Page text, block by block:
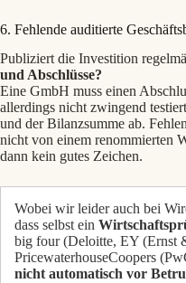
6. Fehlende auditierte
Publiziert die Investition
und Abschlüsse?
Eine GmbH muss einen
allerdings nicht zwingend
und der Bilanzsumme ab.
nicht von einem renommierten
dann kein gutes Zeichen.
Wobei wir leider auch bei
dass selbst ein
big four (Deloitte, EY (Ernst
PricewaterhouseCoopers
nicht automatisch vor